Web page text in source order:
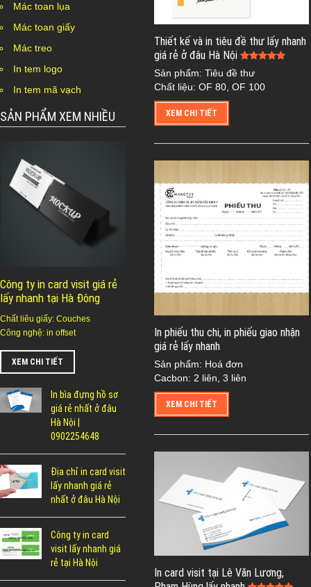
Mác toan lụa
Mác toan giấy
Mác treo
In tem logo
In tem mã vạch
SẢN PHẨM XEM NHIỀU
Công ty in card visit giá rẻ
lấy nhanh tại Hà Đông
Chất liêu giấy: Couches
Công nghệ: in offset
XEM CHI TIẾT
In bìa đựng hồ sơ
giá rẻ nhất ở đâu
Hà Nội |
0902254648
Địa chỉ in card visit
lấy nhanh giá rẻ
nhất ở đâu Hà Nội
Công ty in card
visit lấy nhanh giá
rẻ tại Hà Nội
Thiết kế và in tiêu đề thư lấy nhanh
giá rẻ ở đâu Hà Nội
Sản phẩm: Tiêu đề thư
Chất liệu: OF 80, OF 100
XEM CHI TIẾT
In phiếu thu chi, in phiếu giao nhận
giá rẻ lấy nhanh
Sản phẩm: Hoá đơn
Cacbon: 2 liên, 3 liên
XEM CHI TIẾT
In card visit tại Lê Văn Lương,